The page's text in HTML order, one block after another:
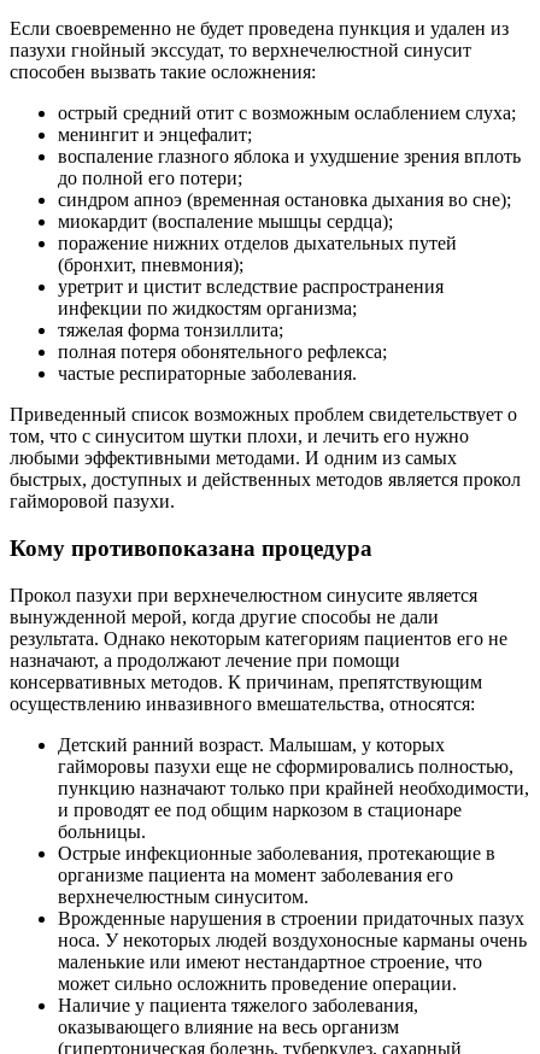
Если своевременно не будет проведена пункция и удален из
пазухи гнойный экссудат, то верхнечелюстной синусит
способен вызвать такие осложнения:
острый средний отит с возможным ослаблением слуха;
менингит и энцефалит;
воспаление глазного яблока и ухудшение зрения вплоть
до полной его потери;
синдром апноэ (временная остановка дыхания во сне);
миокардит (воспаление мышцы сердца);
поражение нижних отделов дыхательных путей
(бронхит, пневмония);
уретрит и цистит вследствие распространения
инфекции по жидкостям организма;
тяжелая форма тонзиллита;
полная потеря обонятельного рефлекса;
частые респираторные заболевания.
Приведенный список возможных проблем свидетельствует о
том, что с синуситом шутки плохи, и лечить его нужно
любыми эффективными методами. И одним из самых
быстрых, доступных и действенных методов является прокол
гайморовой пазухи.
Кому противопоказана процедура
Прокол пазухи при верхнечелюстном синусите является
вынужденной мерой, когда другие способы не дали
результата. Однако некоторым категориям пациентов его не
назначают, а продолжают лечение при помощи
консервативных методов. К причинам, препятствующим
осуществлению инвазивного вмешательства, относятся:
Детский ранний возраст. Малышам, у которых
гайморовы пазухи еще не сформировались полностью,
пункцию назначают только при крайней необходимости,
и проводят ее под общим наркозом в стационаре
больницы.
Острые инфекционные заболевания, протекающие в
организме пациента на момент заболевания его
верхнечелюстным синуситом.
Врожденные нарушения в строении придаточных пазух
носа. У некоторых людей воздухоносные карманы очень
маленькие или имеют нестандартное строение, что
может сильно осложнить проведение операции.
Наличие у пациента тяжелого заболевания,
оказывающего влияние на весь организм
(гипертоническая болезнь, туберкулез, сахарный